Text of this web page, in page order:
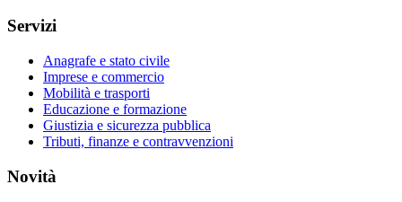
Servizi
Anagrafe e stato civile
Imprese e commercio
Mobilità e trasporti
Educazione e formazione
Giustizia e sicurezza pubblica
Tributi, finanze e contravvenzioni
Novità